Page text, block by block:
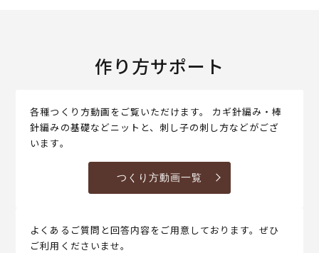
作り方サポート
各種つくり方動画をご覧いただけます。 カギ針編み・棒
針編みの基礎などニットと、刺し子の刺し方などがござ
います。
つくり方動画一覧
よくあるご質問と回答内容をご用意しております。ぜひ
ご利用くださいませ。